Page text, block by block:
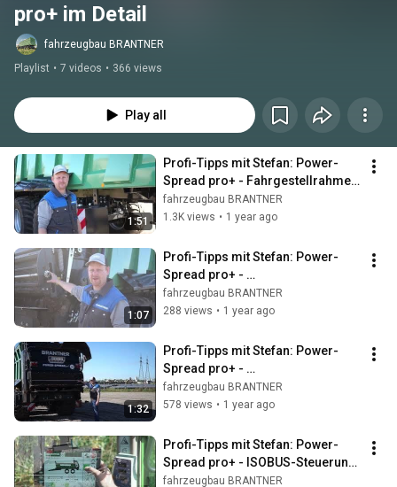
pro+ im Detail
fahrzeugbau BRANTNER
Playlist • 7 videos • 366 views
Play all
1:51
Profi-Tipps mit Stefan: Power-
Spread pro+ - Fahrgestellrahmen
im Detail
fahrzeugbau BRANTNER
1.3K views • 1 year ago
1:07
Profi-Tipps mit Stefan: Power-
Spread pro+ -
Fremdkörperklappe im Detail
fahrzeugbau BRANTNER
288 views • 1 year ago
1:32
Profi-Tipps mit Stefan: Power-
Spread pro+ -
Grenzstreueinrichtung im Detail
fahrzeugbau BRANTNER
578 views • 1 year ago
Profi-Tipps mit Stefan: Power-
Spread pro+ - ISOBUS-Steuerung
im Detail
fahrzeugbau BRANTNER